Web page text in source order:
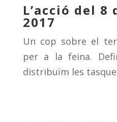
L’acció del 8
2017
Un cop sobre el
per a la feina.
distribuïm les